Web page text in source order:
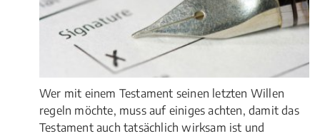
Wer mit einem Testament seinen letzten Willen
regeln möchte, muss auf einiges achten, damit das
Testament auch tatsächlich wirksam ist und